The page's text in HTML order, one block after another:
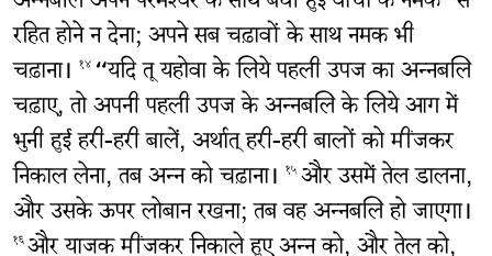
रहित होने न देना; अपने सब चढ़ावों के साथ नमक भी
चढ़ाना। १४“यदि तू यहोवा के लिये पहली उपज का अन्नबलि
चढ़ाए, तो अपनी पहली उपज के अन्नबलि के लिये आग में
भुनी हुई हरी-हरी बालें, अर्थात् हरी-हरी बालों को मींजकर
निकाल लेना, तब अन्न को चढ़ाना। १५और उसमें तेल डालना,
और उसके ऊपर लोबान रखना; तब वह अन्नबलि हो जाएगा।
१६